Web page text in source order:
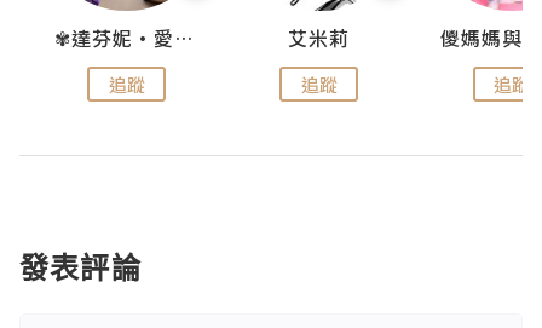
✾達芬妮•愛孩子•愛生活✾
追蹤
艾米莉
追蹤 追蹤
發表評論